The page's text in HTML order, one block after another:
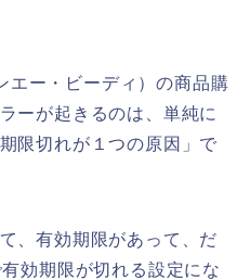
エー・ビーディ）の商品購
ーが起きるのは、単純に
限切れが１つの原因」で
、有効期限があって、だ
効期限が切れる設定にな